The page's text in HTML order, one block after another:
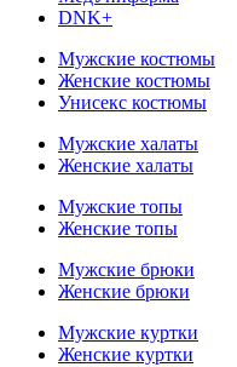
DNK+
Мужские костюмы
Женские костюмы
Унисекс костюмы
Мужские халаты
Женские халаты
Мужские топы
Женские топы
Мужские брюки
Женские брюки
Мужские куртки
Женские куртки